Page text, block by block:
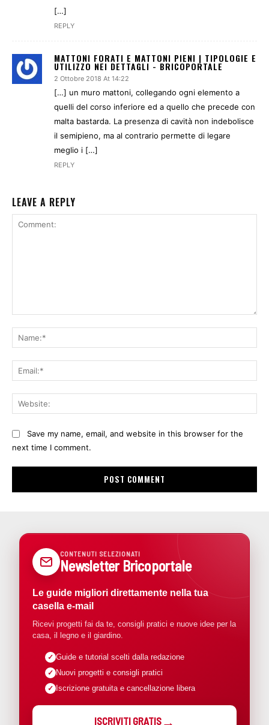
[…]
REPLY
MATTONI FORATI E MATTONI PIENI | TIPOLOGIE E
UTILIZZO NEI DETTAGLI - BRICOPORTALE
2 Ottobre 2018 At 14:22
[…] un muro mattoni, collegando ogni elemento a
quelli del corso inferiore ed a quello che precede con
malta bastarda. La presenza di cavità non indebolisce
il semipieno, ma al contrario permette di legare
meglio i […]
REPLY
LEAVE A REPLY
Save my name, email, and website in this browser for the
next time I comment.
CONTENUTI SELEZIONATI
Newsletter Bricoportale
Le guide migliori direttamente nella tua
casella e-mail
Ricevi progetti fai da te, consigli pratici e nuove idee per la
casa, il legno e il giardino.
Guide e tutorial scelti dalla redazione
Nuovi progetti e consigli pratici
Iscrizione gratuita e cancellazione libera
ISCRIVITI GRATIS